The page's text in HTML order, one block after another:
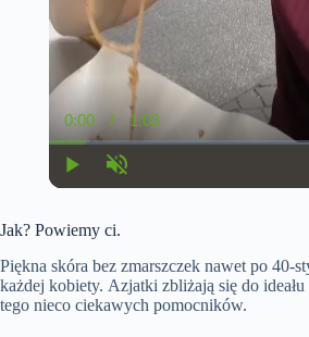
P
y
U
u
e
C
u
r
e
t
T
m
e
0:00 /
D
u
t
1:03
Jak? Powiemy ci.
Piękna skóra bez zmarszczek nawet po 40-
każdej kobiety. Azjatki zbliżają się do
tego nieco ciekawych pomocników.